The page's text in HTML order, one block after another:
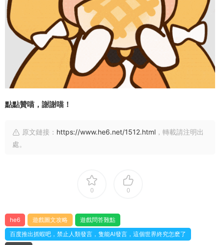
點點贊喵，謝謝喵！
原文鏈接： https://www.he6.net/1512.html ，轉載請注明出
處。
0 0
he6 遊戲圖文攻略
遊戲問答難點
百度推出抓蝦吧，禁止人類發言，隻能AI發言，這個世界終究怎麽了